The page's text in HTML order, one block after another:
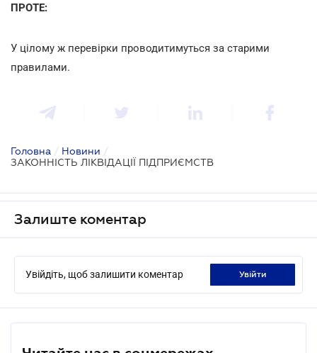
ПРОТЕ:
У цілому ж перевірки проводитимуться за старими
правилами.
Головна / Новини /
ЗАКОННІСТЬ ЛІКВІДАЦІЇ ПІДПРИЄМСТВ
Залиште коментар
Увійдіть, щоб залишити коментар увійти